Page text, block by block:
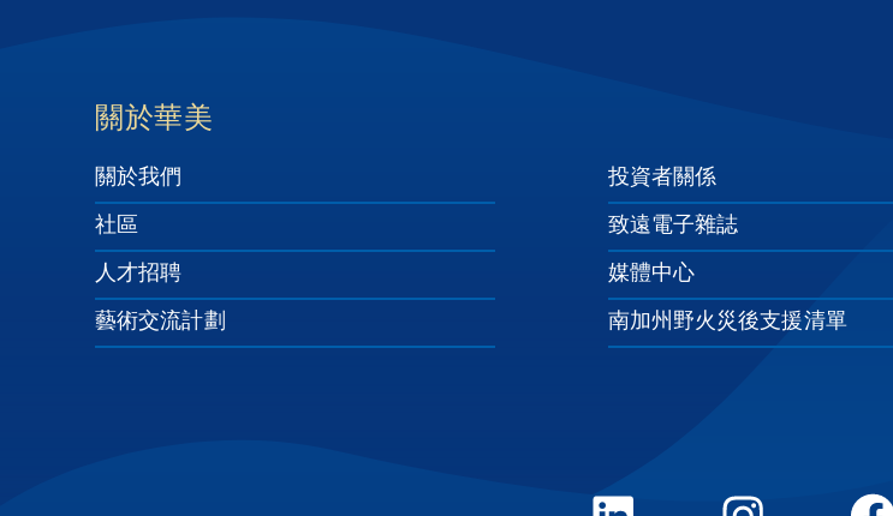
Footer
關於華美
關於我們
社區
人才招聘
藝術交流計劃
投資者關係
致遠電子雜誌
媒體中心
南加州野火災後支援清單